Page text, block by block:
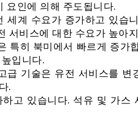
요인에 의해 주도됩니다.
세계 수요가 증가하고 있습
서비스에 대한 수요가 높아
특히 북미에서 빠르게 증가
입니다.
기술은 유전 서비스를 변
.
고 있습니다. 석유 및 가스